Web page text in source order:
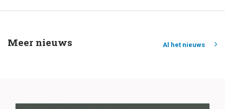
Meer nieuws Al het nieuws